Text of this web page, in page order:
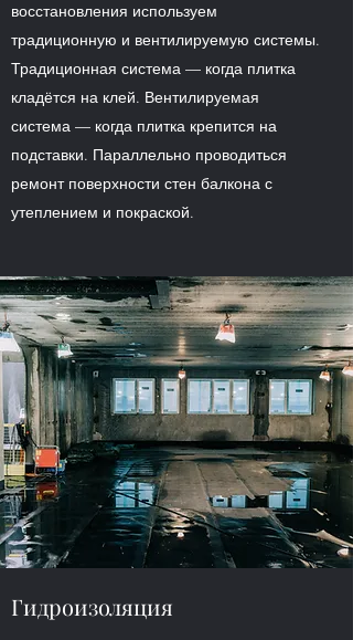
восстановления используем
традиционную и вентилируемую системы.
Традиционная система — когда плитка
кладётся на клей. Вентилируемая
система — когда плитка крепится на
подставки. Параллельно проводиться
ремонт поверхности стен балкона с
утеплением и покраской.
Гидроизоляция